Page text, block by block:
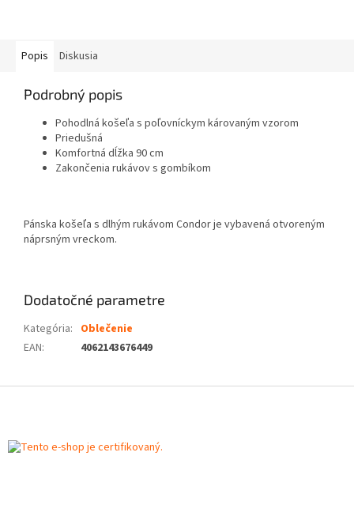
Popis Diskusia
Podrobný popis
Pohodlná košeľa s poľovníckym károvaným vzorom
Priedušná
Komfortná dĺžka 90 cm
Zakončenia rukávov s gombíkom
Pánska košeľa s dlhým rukávom Condor je vybavená otvoreným
náprsným vreckom.
Dodatočné parametre
Kategória: Oblečenie
EAN: 4062143676449